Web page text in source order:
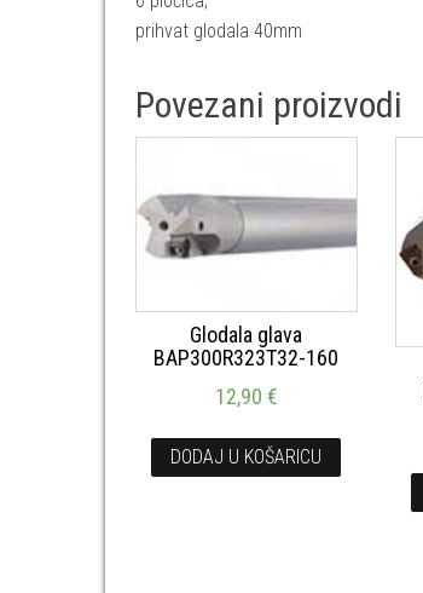
prihvat glodala 40mm
Povezani proizvodi
Glodala glava
BAP300R323T32-160
12,90 €
DODAJ U KOŠARICU